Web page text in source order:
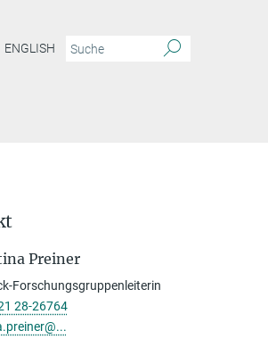
ENGLISH
Preiner
Forschungsgruppenleiterin
28-26764